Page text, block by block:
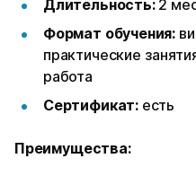
Длительность: 2
Формат обучения:
практические
работа
Сертификат: есть
Преимущества: